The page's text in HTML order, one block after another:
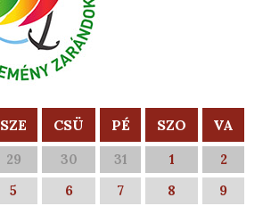
SZE CSÜ PÉ SZO VA
29 30 31 1
2
5 6 7 8
9